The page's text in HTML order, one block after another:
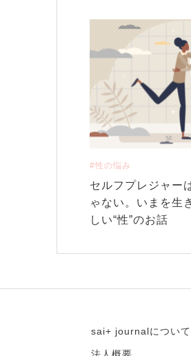
#性の悩み
セルフプレジャー
ゃない。いまを生
しい“性”のお話
sai+ journalについて